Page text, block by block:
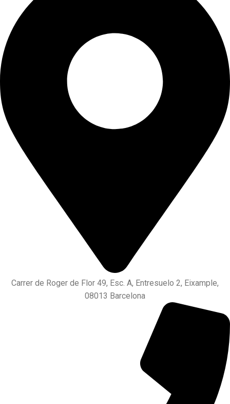
Carrer de Roger de Flor 49, Esc. A, Entresuelo 2, Eixample,
08013 Barcelona